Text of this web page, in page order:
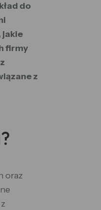
do
jakie
firmy
z
oraz